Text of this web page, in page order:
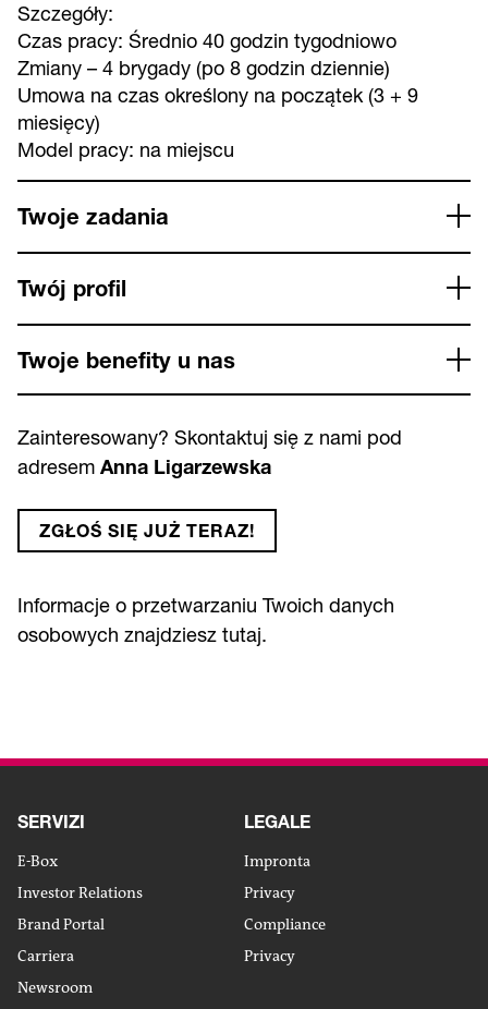
Szczegóły:
Czas pracy: Średnio 40 godzin tygodniowo
Zmiany – 4 brygady (po 8 godzin dziennie)
Umowa na czas określony na początek (3 + 9
miesięcy)
Model pracy: na miejscu
Twoje zadania
Twój profil
Twoje benefity u nas
Zainteresowany? Skontaktuj się z nami pod
adresem Anna Ligarzewska
ZGŁOŚ SIĘ JUŻ TERAZ!
Informacje o przetwarzaniu Twoich danych
osobowych znajdziesz tutaj.
SERVIZI
E-Box
Investor Relations
Brand Portal
Carriera
Newsroom
LEGALE
Impronta
Privacy
Compliance
Privacy